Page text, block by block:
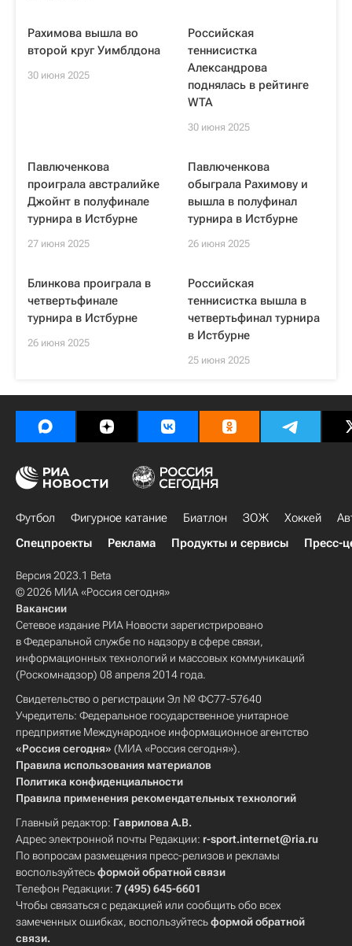
Рахимова вышла во
второй круг Уимблдона
30 июня 2025
Российская
теннисистка
Александрова
поднялась в рейтинге
WTA
30 июня 2025
Павлюченкова
проиграла австралийке
Джойнт в полуфинале
турнира в Истбурне
27 июня 2025
Павлюченкова
обыграла Рахимову и
вышла в полуфинал
турнира в Истбурне
26 июня 2025
Блинкова проиграла в
четвертьфинале
турнира в Истбурне
26 июня 2025
Российская
теннисистка вышла в
четвертьфинал турнира
в Истбурне
25 июня 2025
Футбол Фигурное катание Биатлон ЗОЖ Хоккей
Спецпроекты
Реклама Продукты и сервисы Пресс-
Версия 2023.1 Beta
© 2026 МИА «Россия сегодня»
Вакансии
Сетевое издание РИА Новости зарегистрировано
в Федеральной службе по надзору в сфере связи,
информационных технологий и массовых коммуникаций
(Роскомнадзор) 08 апреля 2014 года.
Свидетельство о регистрации Эл № ФС77-57640
Учредитель: Федеральное государственное унитарное
предприятие Международное информационное агентство
«Россия сегодня» (МИА «Россия сегодня»).
Правила использования материалов
Политика конфиденциальности
Правила применения рекомендательных технологий
Главный редактор: Гаврилова А.В.
Адрес электронной почты Редакции: r-sport.internet@ria.ru
По вопросам размещения пресс-релизов и рекламы
воспользуйтесьформой обратной связи
Телефон Редакции: 7 (495) 645-6601
Чтобы связаться с редакцией или сообщить обо всех
замеченных ошибках, воспользуйтесьформой обратной
связи.